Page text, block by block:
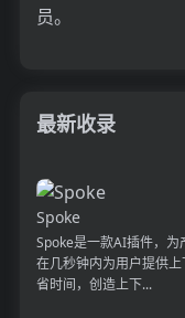
员。
最新收录
Spoke
Spoke是一款AI插件，
在几秒钟内为用户提供
省时间，创造上下...